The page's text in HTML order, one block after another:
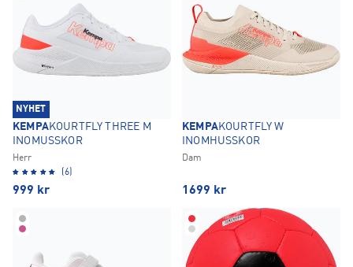
NYHET
KEMPAKOURTFLY THREE M
INOMUSSKOR
Herr
(6)
999 kr
KEMPAKOURTFLY W
INOMHUSSKOR
Dam
1699 kr